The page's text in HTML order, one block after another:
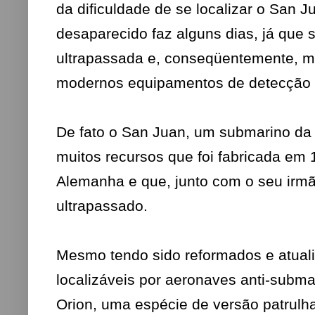
da dificuldade de se localizar o San
desaparecido faz alguns dias, já que
ultrapassada e, conseqüentemente,
modernos equipamentos de
De fato o San Juan, um submarino
muitos recursos que foi fabricada em
Alemanha e que, junto com o seu
ultrapassado.
Mesmo tendo sido reformados e
localizáveis por aeronaves anti-
Orion, uma espécie de versão